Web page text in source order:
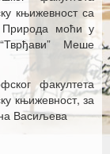
књижевност са
Природа моћи у
Меше
факултета
књижевност, за
Васиљева